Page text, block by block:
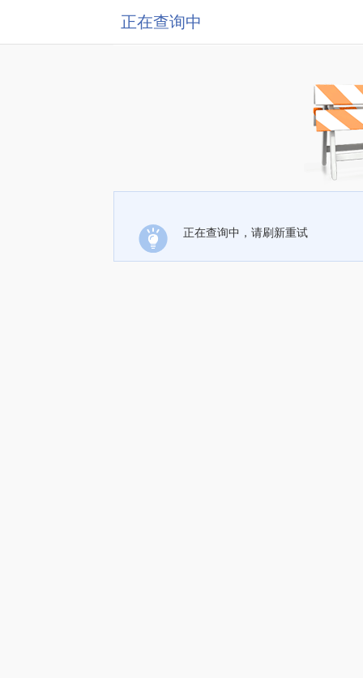
正在查询中
正在查询中，请刷新重试